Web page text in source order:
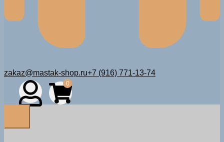
zakaz@mastak-shop.ru+7 (916) 771-13-74
0